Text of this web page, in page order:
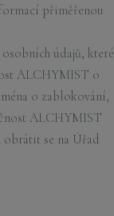
přiměřenou
údajů, které
ALCHYMIST o
o zablokování,
ALCHYMIST
obrátit se na Úřad